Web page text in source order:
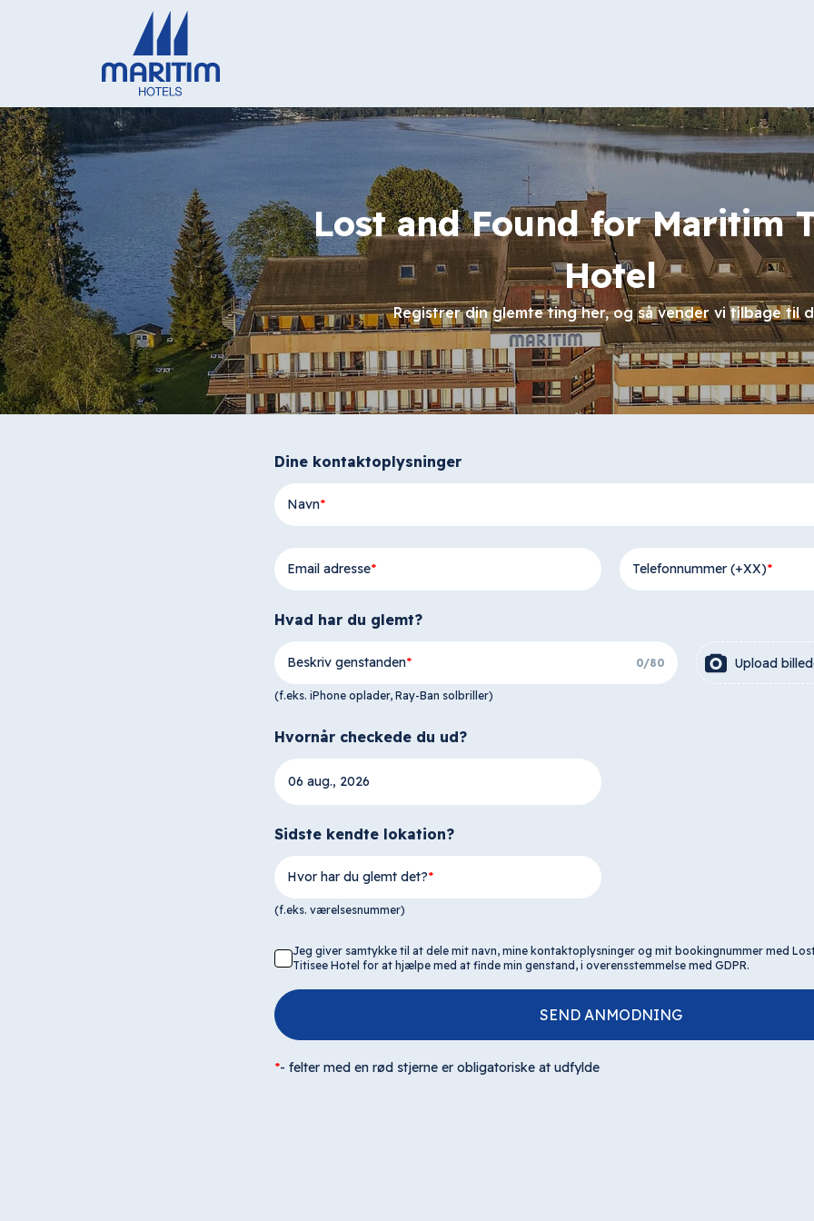
Lost and Found for Maritim
Hotel
Registrer din glemte ting her, og så vender vi tilbage til
Dine kontaktoplysninger
Navn
Email adresse Telefonnummer (+XX)
Hvad har du glemt?
Beskriv genstanden 0/80 Upload
(f.eks. iPhone oplader, Ray-Ban solbriller)
Hvornår checkede du ud?
Sidste kendte lokation?
Hvor har du glemt det?
(f.eks. værelsesnummer)
Jeg giver samtykke til at dele mit navn, mine kontaktoplysninger og mit bookingnummer med
Titisee Hotel for at hjælpe med at finde min genstand, i overensstemmelse med GDPR.
SEND ANMODNING
*- felter med en rød stjerne er obligatoriske at udfylde